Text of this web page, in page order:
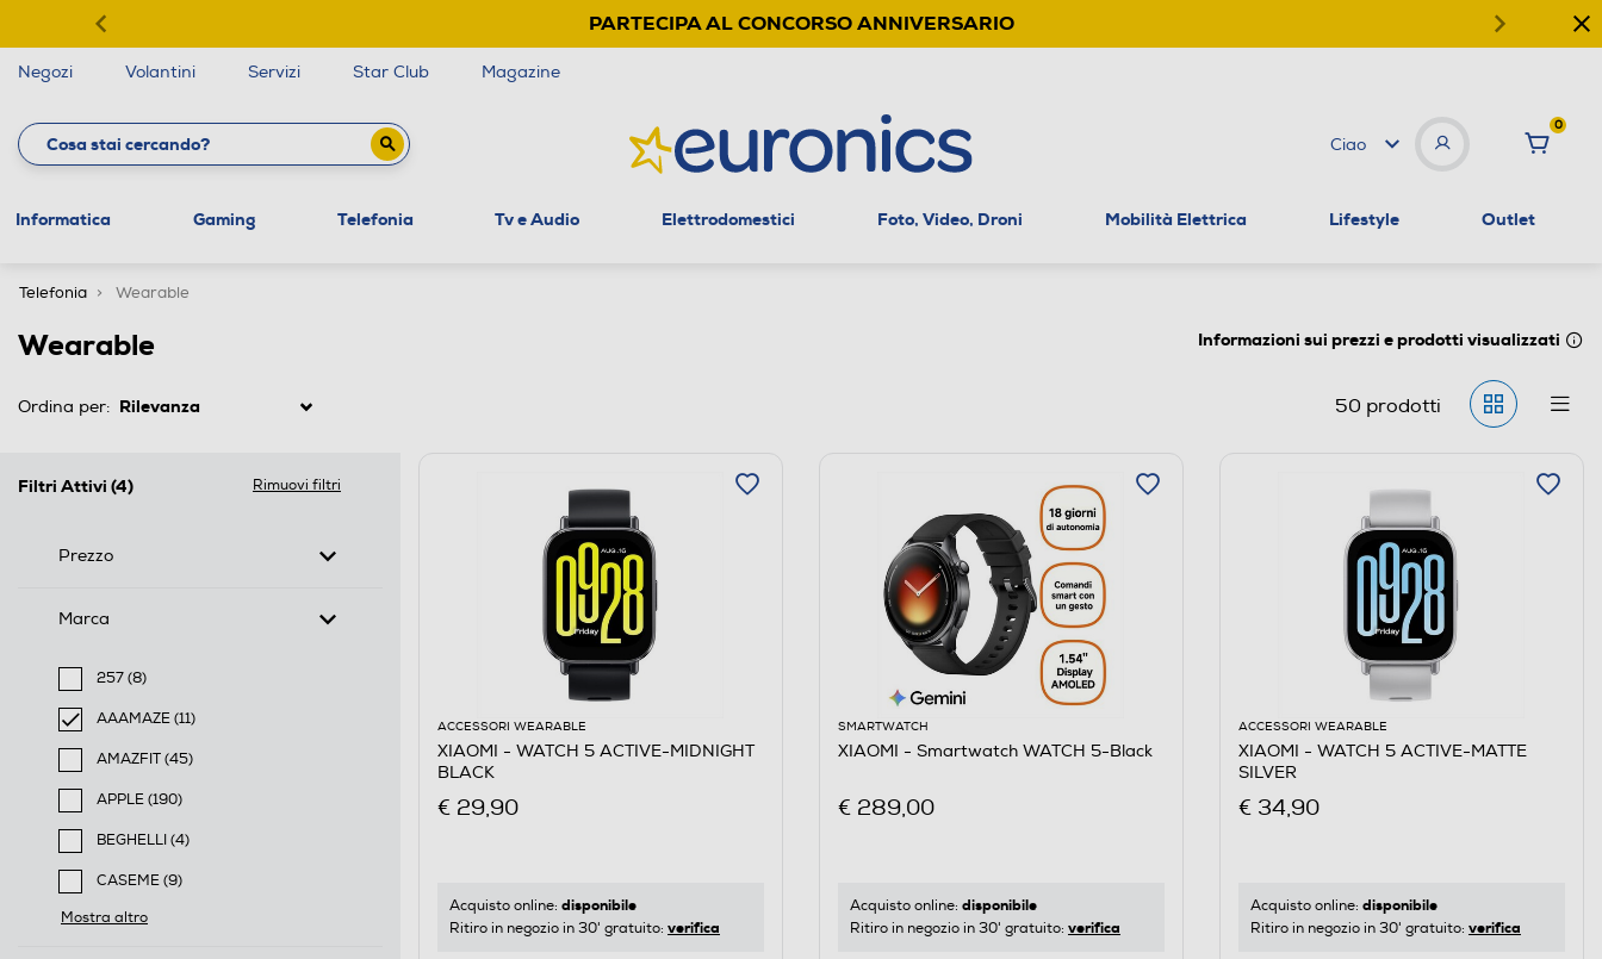
PARTECIPA AL CONCORSO ANNIVERSARIO
Negozi Volantini Servizi Star Club Magazine
Ciao
0
Informatica Gaming Telefonia Tv e Audio Elettrodomestici Foto, Video, Droni Mobilità Elettrica Lifestyle Outlet
Telefonia Wearable
Wearable Informazioni sui prezzi e prodotti visualizzati
Ordina per: 50 prodotti
Filtri Attivi (4) Rimuovi filtri
Prezzo
Marca
257 (8)
Filtra per Marca: 257
AAAMAZE (11)
selected Filtro applicato per Marca: AAAMAZE
AMAZFIT (45)
Filtra per Marca: AMAZFIT
APPLE (190)
Filtra per Marca: APPLE
BEGHELLI (4)
Filtra per Marca: BEGHELLI
CASEME (9)
Filtra per Marca: CASEME
Mostra altro
ACCESSORI WEARABLE
XIAOMI - WATCH 5 ACTIVE-MIDNIGHT
BLACK
€ 29,90
Acquisto online: disponibile
Ritiro in negozio in 30' gratuito: verifica
SMARTWATCH
XIAOMI - Smartwatch WATCH 5-Black
€ 289,00
Acquisto online: disponibile
Ritiro in negozio in 30' gratuito: verifica
ACCESSORI WEARABLE
XIAOMI - WATCH 5 ACTIVE-MATTE
SILVER
€ 34,90
Acquisto online: disponibile
Ritiro in negozio in 30' gratuito: verifica